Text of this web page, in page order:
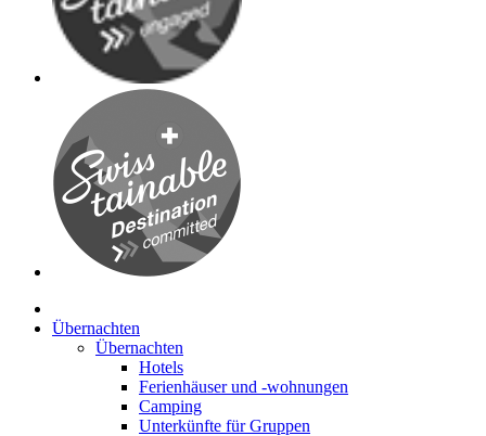
Übernachten
Übernachten
Hotels
Ferienhäuser und -wohnungen
Camping
Unterkünfte für Gruppen